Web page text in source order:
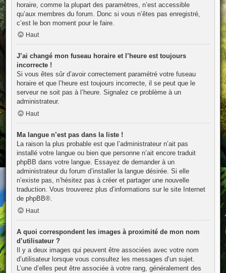
horaire, comme la plupart des paramètres, n’est accessible
qu’aux membres du forum. Donc si vous n’êtes pas enregistré,
c’est le bon moment pour le faire.
Haut
J’ai changé mon fuseau horaire et l’heure est toujours
incorrecte !
Si vous êtes sûr d’avoir correctement paramétré votre fuseau
horaire et que l’heure est toujours incorrecte, il se peut que le
serveur ne soit pas à l’heure. Signalez ce problème à un
administrateur.
Haut
Ma langue n’est pas dans la liste !
La raison la plus probable est que l’administrateur n’ait pas
installé votre langue ou bien que personne n’ait encore traduit
phpBB dans votre langue. Essayez de demander à un
administrateur du forum d’installer la langue désirée. Si elle
n’existe pas, n’hésitez pas à créer et partager une nouvelle
traduction. Vous trouverez plus d’informations sur le site Internet
de phpBB®.
Haut
A quoi correspondent les images à proximité de mon nom
d’utilisateur ?
Il y a deux images qui peuvent être associées avec votre nom
d’utilisateur lorsque vous consultez les messages d’un sujet.
L’une d’elles peut être associée à votre rang, généralement des